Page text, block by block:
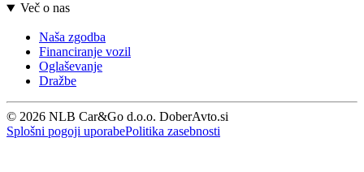
Več o nas
Naša zgodba
Financiranje vozil
Oglaševanje
Dražbe
© 2026 NLB Car&Go d.o.o. DoberAvto.si
Splošni pogoji uporabePolitika zasebnosti